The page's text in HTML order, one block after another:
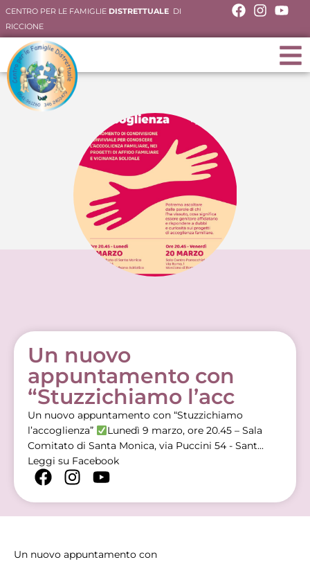
CENTRO PER LE FAMIGLIE DISTRETTUALE DI
RICCIONE
Un nuovo
appuntamento con
“Stuzzichiamo l’acc
Un nuovo appuntamento con “Stuzzichiamo
l’accoglienza”
Lunedì 9 marzo, ore 20.45 – Sala
Comitato di Santa Monica, via Puccini 54 - Sant...
Leggi su Facebook
Un nuovo appuntamento con